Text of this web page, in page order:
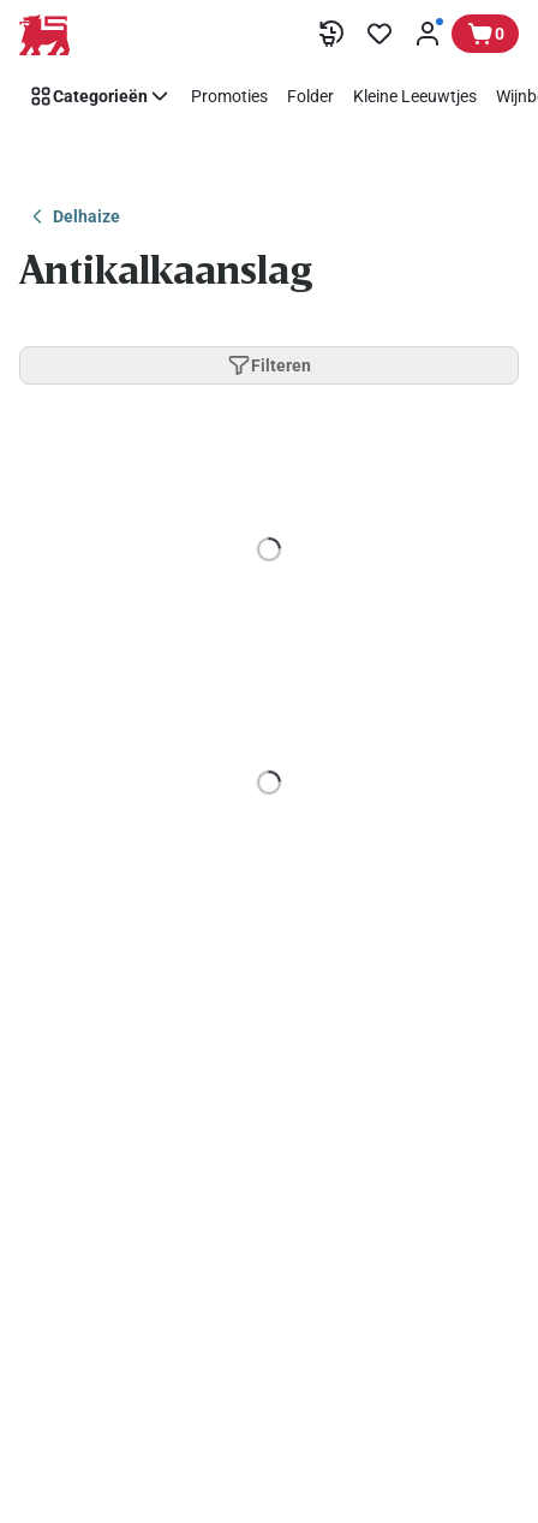
Overslaan 0
Categorieën Promoties Folder Kleine Leeuwtjes
Delhaize
Antikalkaanslag
Filteren